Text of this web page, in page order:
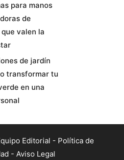
para manos
de
valen la
de jardín
transformar tu
en una
Editorial - Política de
- Aviso Legal